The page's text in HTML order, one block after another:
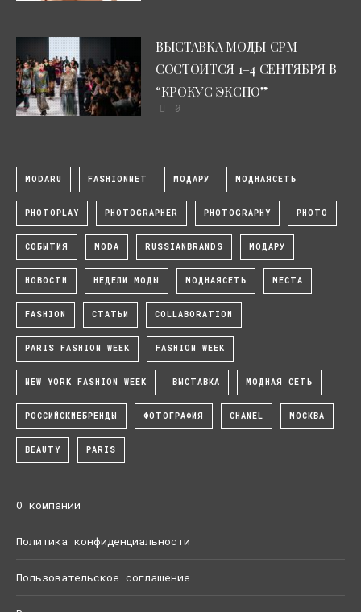
ВЫСТАВКА МОДЫ CPM
СОСТОИТСЯ 1–4 СЕНТЯБРЯ В
“КРОКУС ЭКСПО”
0
MODARU FASHIONNET МОДАРУ МОДНАЯСЕТЬ
PHOTOPLAY PHOTOGRAPHER PHOTOGRAPHY PHOTO
СОБЫТИЯ MODA RUSSIANBRANDS МОДАРУ
НОВОСТИ НЕДЕЛИ МОДЫ МОДНАЯСЕТЬ МЕСТА
FASHION СТАТЬИ COLLABORATION
PARIS FASHION WEEK FASHION WEEK
NEW YORK FASHION WEEK ВЫСТАВКА МОДНАЯ СЕТЬ
РОССИЙСКИЕБРЕНДЫ ФОТОГРАФИЯ CHANEL МОСКВА
BEAUTY PARIS
О компании
Политика конфиденциальности
Пользовательское соглашение